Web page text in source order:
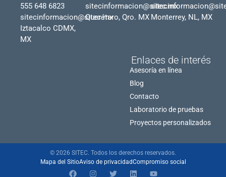
555 648 6823
sitecinformacion@sitec.mx
Iztacalco CDMX,
MX
sitecinformacion@sitec.mx
Querétaro, Qro. MX Monterrey, NL, MX
Enlaces de interés
Asesoría en línea
Blog
Contacto
Laboratorio de pruebas
Proyectos personalizados
© 2026 SITEC. Todos los derechos reservados.
Mapa del SitioAviso de privacidadCompromiso social